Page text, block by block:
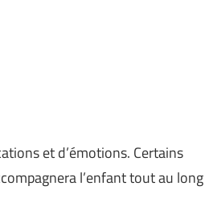
et d’émotions. Certains
l’enfant tout au long